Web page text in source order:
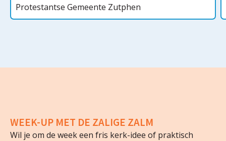
Protestantse Gemeente Zutphen
WEEK-UP MET DE ZALIGE ZALM
Wil je om de week een fris kerk-idee of praktisch